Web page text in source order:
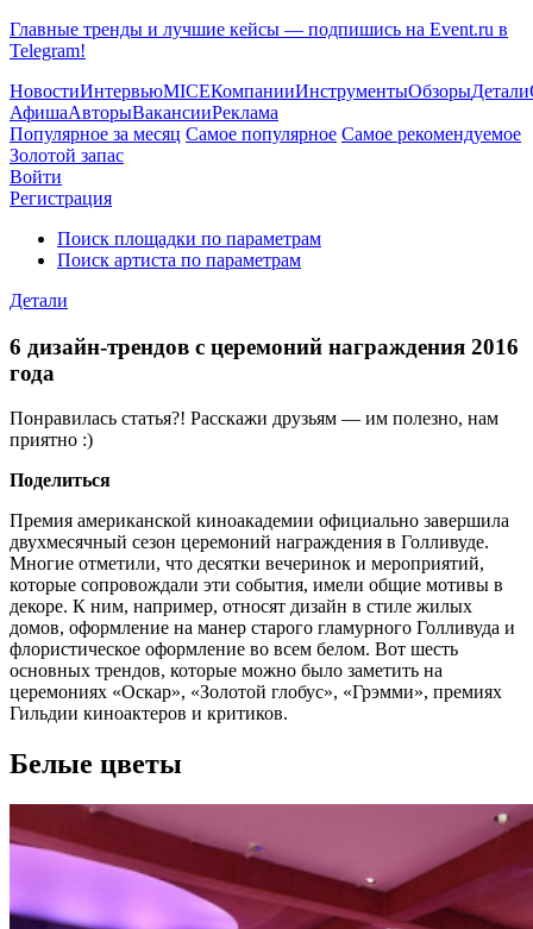
Главные тренды и лучшие кейсы — подпишись на Event.ru в
Telegram!
НовостиИнтервьюMICEКомпанииИнструментыОбзорыДетали
АфишаАвторыВакансииРеклама
Популярное за месяц Самое популярное Самое рекомендуемое
Золотой запас
Войти
Регистрация
Поиск площадки по параметрам
Поиск артиста по параметрам
Детали
6 дизайн-трендов с церемоний награждения 2016
года
Понравилась статья?! Расскажи друзьям — им полезно, нам
приятно :)
Поделиться
Премия американской киноакадемии официально завершила
двухмесячный сезон церемоний награждения в Голливуде.
Многие отметили, что десятки вечеринок и мероприятий,
которые сопровождали эти события, имели общие мотивы в
декоре. К ним, например, относят дизайн в стиле жилых
домов, оформление на манер старого гламурного Голливуда и
флористическое оформление во всем белом. Вот шесть
основных трендов, которые можно было заметить на
церемониях «Оскар», «Золотой глобус», «Грэмми», премиях
Гильдии киноактеров и критиков.
Белые цветы